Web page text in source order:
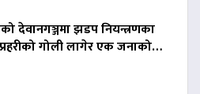
देवानगञ्जमा झडप नियन्त्रणका
गोली लागेर एक जनाको…